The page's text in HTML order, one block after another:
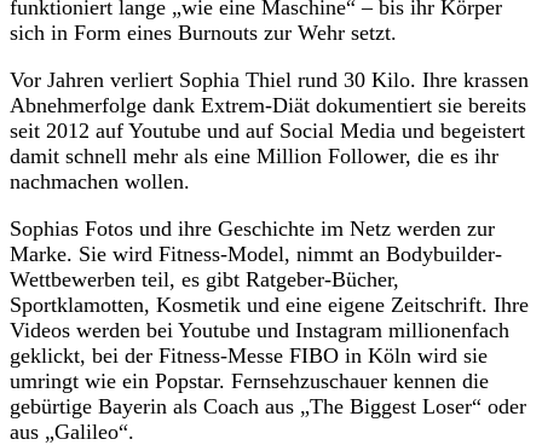
funktioniert lange „wie eine Maschine“ – bis ihr Körper
sich in Form eines Burnouts zur Wehr setzt.
Vor Jahren verliert Sophia Thiel rund 30 Kilo. Ihre krassen
Abnehmerfolge dank Extrem-Diät dokumentiert sie bereits
seit 2012 auf Youtube und auf Social Media und begeistert
damit schnell mehr als eine Million Follower, die es ihr
nachmachen wollen.
Sophias Fotos und ihre Geschichte im Netz werden zur
Marke. Sie wird Fitness-Model, nimmt an Bodybuilder-
Wettbewerben teil, es gibt Ratgeber-Bücher,
Sportklamotten, Kosmetik und eine eigene Zeitschrift. Ihre
Videos werden bei Youtube und Instagram millionenfach
geklickt, bei der Fitness-Messe FIBO in Köln wird sie
umringt wie ein Popstar. Fernsehzuschauer kennen die
gebürtige Bayerin als Coach aus „The Biggest Loser“ oder
aus „Galileo“.